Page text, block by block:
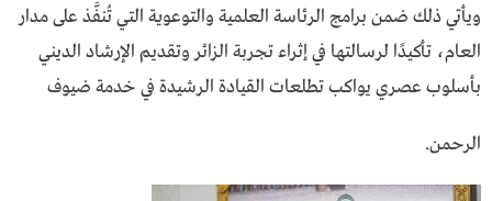
ويأتي ذلك ضمن برامج الرئاسة العلمية والتوعوية التي تُنفَّذ على مدار
العام، تأكيدًا لرسالتها في إثراء تجربة الزائر وتقديم الإرشاد الديني
بأسلوب عصري يواكب تطلعات القيادة الرشيدة في خدمة ضيوف
الرحمن.